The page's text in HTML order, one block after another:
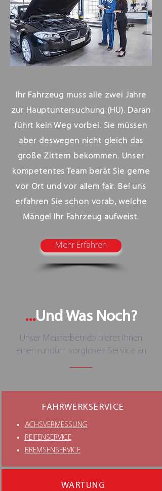
Ihr Fahrzeug muss alle zwei Jahre
zur Hauptuntersuchung (HU). Daran
führt kein Weg vorbei. Sie müssen
aber deswegen nicht gleich das
große Zittern bekommen. Unser
kompetentes Team berät Sie gerne
vor Ort und vor allem fair. Bei uns
erfahren Sie schon vorab, welche
Mängel Ihr Fahrzeug aufweist.
Mehr Erfahren
...Und Was Noch?
Unser Meisterbetrieb bietet Ihnen
einen rundum sorglosen Service an
FAHRWERKSERVICE
ACHSVERMESSUNG
REIFENSERVICE
BREMSENSERVICE
WARTUNG